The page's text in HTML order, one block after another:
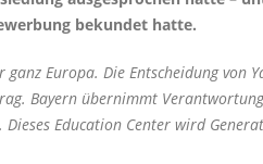
bekundet hatte.
Europa. Die Entscheidung von
Bayern übernimmt
Education Center wird